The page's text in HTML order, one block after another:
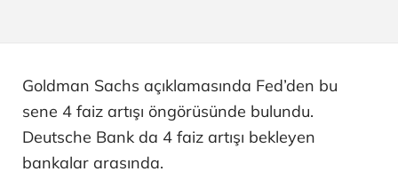
Goldman Sachs açıklamasında Fed’den bu
sene 4 faiz artışı öngörüsünde bulundu.
Deutsche Bank da 4 faiz artışı bekleyen
bankalar arasında.